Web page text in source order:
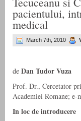
pacientului,
medical
March 7th, 2010
de Dan Tudor Vuza
Prof. Dr., Cercetator
Academiei Romane;
In loc de introducere